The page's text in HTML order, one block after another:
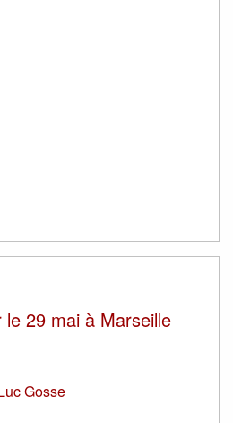
le 29 mai à Marseille
Gosse